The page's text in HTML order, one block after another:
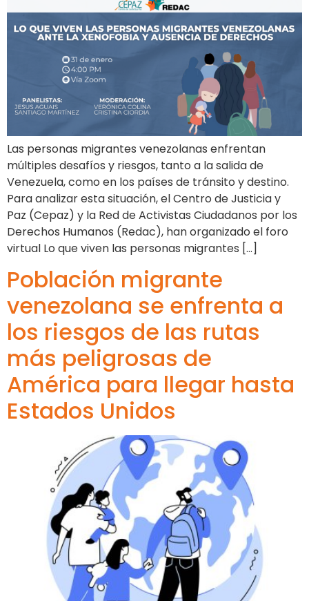
Las personas migrantes venezolanas enfrentan
múltiples desafíos y riesgos, tanto a la salida de
Venezuela, como en los países de tránsito y destino.
Para analizar esta situación, el Centro de Justicia y
Paz (Cepaz) y la Red de Activistas Ciudadanos por los
Derechos Humanos (Redac), han organizado el foro
virtual Lo que viven las personas migrantes […]
Población migrante
venezolana se enfrenta a
los riesgos de las rutas
más peligrosas de
América para llegar hasta
Estados Unidos